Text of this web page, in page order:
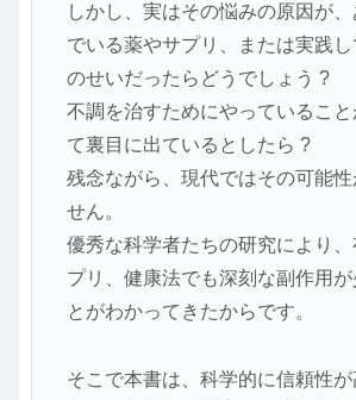
しかし、実はその悩みの原因が
でいる薬やサプリ、または実践
のせいだったらどうでしょう ?
不調を治すためにやっているこ
て裏目に出ているとしたら ?
残念ながら、現代ではその可能性
せん。
優秀な科学者たちの研究により
プリ、健康法でも深刻な副作用が
とがわかってきたからです。
そこで本書は、科学的に信頼性